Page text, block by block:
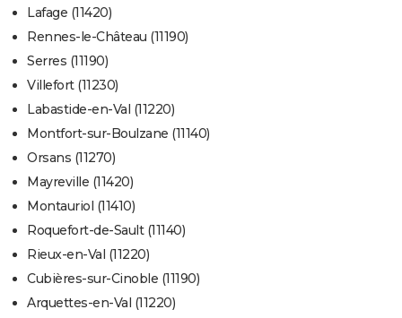
Lafage (11420)
Rennes-le-Château (11190)
Serres (11190)
Villefort (11230)
Labastide-en-Val (11220)
Montfort-sur-Boulzane (11140)
Orsans (11270)
Mayreville (11420)
Montauriol (11410)
Roquefort-de-Sault (11140)
Rieux-en-Val (11220)
Cubières-sur-Cinoble (11190)
Arquettes-en-Val (11220)